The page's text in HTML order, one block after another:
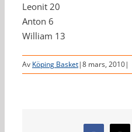
Leonit 20
Anton 6
William 13
Av Köping Basket|8 mars, 2010|